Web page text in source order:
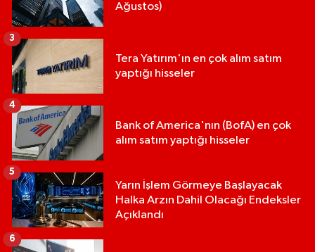
Ağustos)
Tera Yatırım'ın en çok alım satım
yaptığı hisseler
3
Bank of America'nın (BofA) en çok
alım satım yaptığı hisseler
4
Yarın İşlem Görmeye Başlayacak
Halka Arzın Dahil Olacağı Endeksler
Açıklandı
5
6